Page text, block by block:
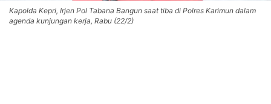
Kapolda Kepri, Irjen Pol Tabana Bangun saat tiba di Polres Karimun dalam
agenda kunjungan kerja, Rabu (22/2)